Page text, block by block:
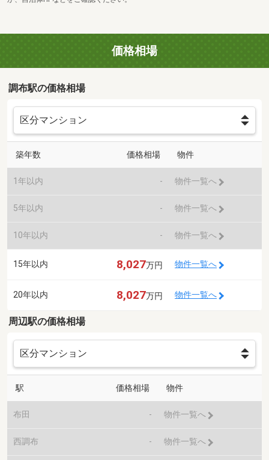
価格相場
調布駅の価格相場
築年数 価格相場 物件
1年以内 - 物件一覧へ
5年以内 - 物件一覧へ
10年以内 - 物件一覧へ
15年以内 8,027万円 物件一覧へ
20年以内 8,027万円 物件一覧へ
周辺駅の価格相場
駅 価格相場 物件
布田 - 物件一覧へ
西調布 - 物件一覧へ